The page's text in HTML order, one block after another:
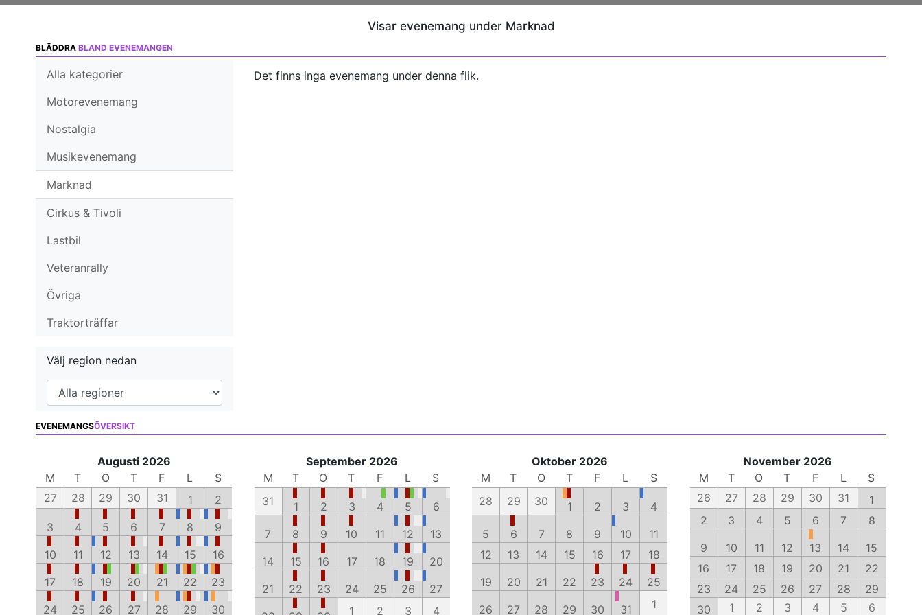
Visar evenemang under Marknad
BLÄDDRA BLAND EVENEMANGEN
Alla kategorier
Motorevenemang
Nostalgia
Musikevenemang
Marknad
Cirkus & Tivoli
Lastbil
Veteranrally
Övriga
Traktorträffar
Välj region nedan
Det finns inga evenemang under denna flik.
EVENEMANGSÖVERSIKT
Augusti 2026
M
T O T F L
S
27
28 29 30 31 1
2
3
4 5 6 7 8
9
10
11 12 13 14 15
16
17
18 19 20 21 22
23
24
25 26 27 28 29 30
September 2026
M
T O T F L
S
31
1 2 3 4 5
6
7
8 9 10 11 12
13
14
15 16 17 18 19
20
21
22 23 24 25 26
27
1 2 3 4
Oktober 2026
M
T O T F L
S
28
29 30 1 2 3
4
5
6 7 8 9 10
11
12
13 14 15 16 17
18
19
20 21 22 23 24
25
26
27 28 29 30 31 1
November 2026
M
T O T F L
S
26
27 28 29 30 31
1
2
3 4 5 6 7
8
9
10 11 12 13 14
15
16
17 18 19 20 21
22
23
24 25 26 27 28
29
30
1 2 3 4 5 6